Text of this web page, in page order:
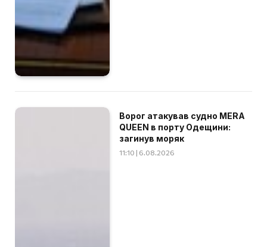
Ворог атакував судно MERA
QUEEN в порту Одещини:
загинув моряк
11:10 | 6.08.2026